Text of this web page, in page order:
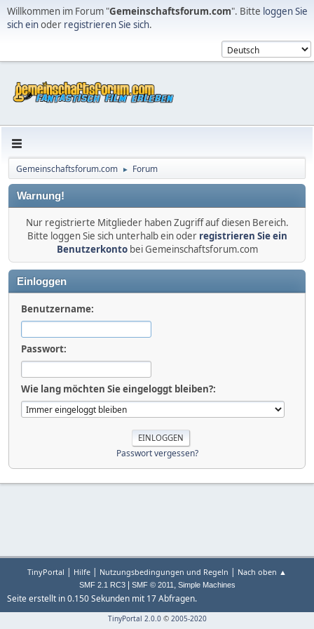
Willkommen im Forum "Gemeinschaftsforum.com". Bitte loggen Sie
sich einoder registrieren Sie sich.
Gemeinschaftsforum.com ► Forum
Warnung!
Nur registrierte Mitglieder haben Zugriff auf diesen Bereich.
Bitte loggen Sie sich unterhalb ein oder registrieren Sie ein
Benutzerkontobei Gemeinschaftsforum.com
Einloggen
Benutzername:
Passwort:
Wie lang möchten Sie eingeloggt bleiben?:
Passwort vergessen?
TinyPortal | Hilfe | Nutzungsbedingungen und Regeln | Nach oben ▲
SMF 2.1 RC3| SMF © 2011, Simple Machines
Seite erstellt in 0.150 Sekunden mit 17 Abfragen.
TinyPortal 2.0.0© 2005-2020